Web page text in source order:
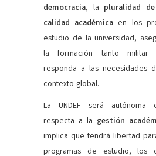
democracia, la pluralidad
calidad académica en los
estudio de la universidad,
la formación tanto militar
responda a las necesidades
contexto global.
La UNDEF será
respecta a la gestión
implica que tendrá libertad
programas de estudio, los